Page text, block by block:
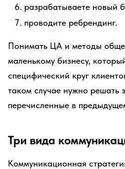
разрабатываете новый
проводите ребрендинг.
Понимать ЦА и методы
маленькому бизнесу,
специфический круг
таком случае нужно решать
перечисленные в
Три вида
Коммуникационная